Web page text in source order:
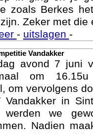
zoals Berkes
Zeker met die
- uitslagen -
Vandakker
avond 7 juni
om
om vervolgens
Vandakker in
werden we
Nadien